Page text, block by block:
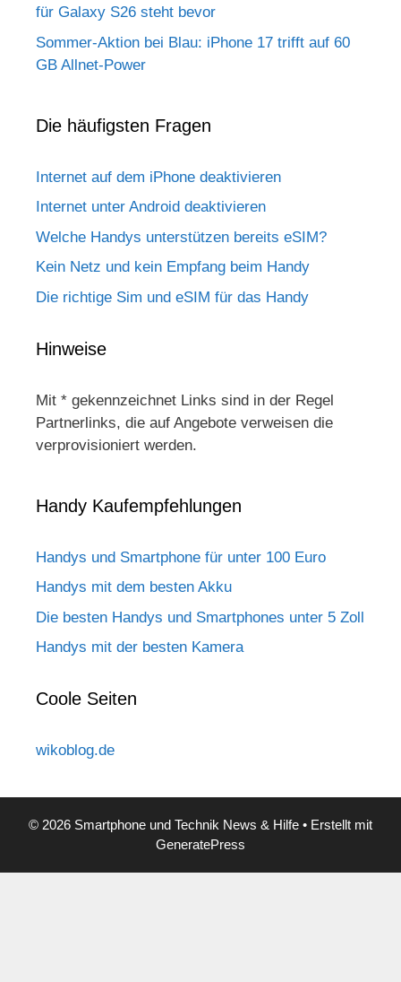
für Galaxy S26 steht bevor
Sommer-Aktion bei Blau: iPhone 17 trifft auf 60
GB Allnet-Power
Die häufigsten Fragen
Internet auf dem iPhone deaktivieren
Internet unter Android deaktivieren
Welche Handys unterstützen bereits eSIM?
Kein Netz und kein Empfang beim Handy
Die richtige Sim und eSIM für das Handy
Hinweise
Mit * gekennzeichnet Links sind in der Regel
Partnerlinks, die auf Angebote verweisen die
verprovisioniert werden.
Handy Kaufempfehlungen
Handys und Smartphone für unter 100 Euro
Handys mit dem besten Akku
Die besten Handys und Smartphones unter 5 Zoll
Handys mit der besten Kamera
Coole Seiten
wikoblog.de
© 2026 Smartphone und Technik News & Hilfe • Erstellt mit
GeneratePress